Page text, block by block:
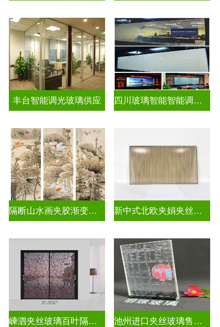
丰台智能调光玻璃供应 四川玻璃智能智能调光玻璃电控玻璃一般多少钱
隔断山水画夹胶渐变玻璃 新中式北欧夹娟夹丝玻璃
嵊泗夹丝玻璃百叶隔断拆装 池州进口夹丝玻璃售价多少